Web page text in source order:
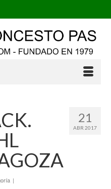
21
ABR 2017
|